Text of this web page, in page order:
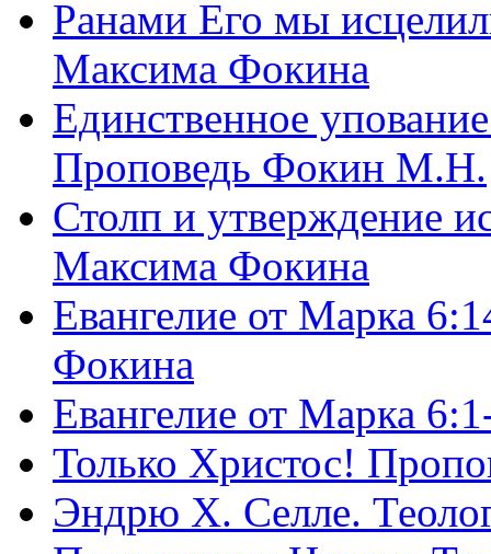
Ранами Его мы
Максима Фокина
Единственное
Проповедь Фокин М.Н.
Столп и утверждение
Максима Фокина
Евангелие от Марка
Фокина
Евангелие от Марка
Только Христос!
Эндрю Х. Селле.